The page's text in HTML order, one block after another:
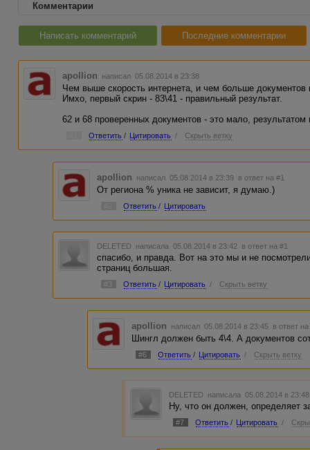
Комментарии
Написать комментарий Последние комментарии
apollion написал 05.08.2014 в 23:38
Чем выше скорость интернета, и чем больше документов
Имхо, первый скрин - 83\41 - правильный результат.
62 и 68 проверенных документов - это мало,
Ответить / Цитировать / Скрыть ветку
apollion написал 05.08.2014 в 23:39 в ответ на #1
От региона % уника не зависит, я думаю.)
Ответить / Цитировать
DELETED написала 05.08.2014 в 23:42 в ответ на #1
спасибо, и правда. Вот на это мы и не
страниц большая.
#3 Ответить / Цитировать / Скрыть ветку
apollion написал 05.08.2014 в 23:45 в ответ
Шингл должен быть 4\4. А документов
#6 Ответить / Цитировать / Скрыть ветку
DELETED написала 05.08.2014 в
Ну, что он должен, определяет
#7 Ответить / Цитировать /